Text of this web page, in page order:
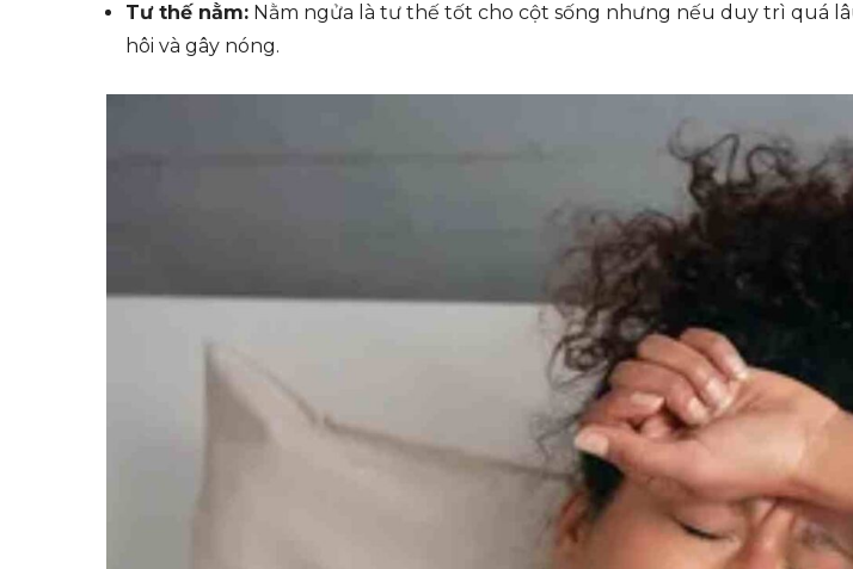
Tư thế nằm: Nằm ngửa là tư thế tốt cho cột sống nhưng nếu duy trì quá
hôi và gây nóng.